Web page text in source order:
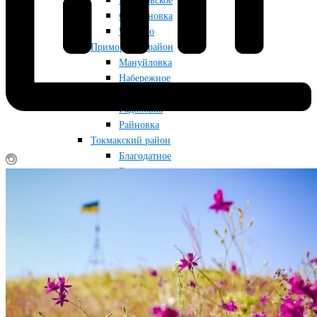
Строгановка
Чкалово
Приморский район
Мануйловка
Набережное
Радоловка
Райновка
Токмакский район
Благодатное
Грушевка
Новопрокоповка
Снегуровка
Фабричное
Червоногорка
Черниговский район